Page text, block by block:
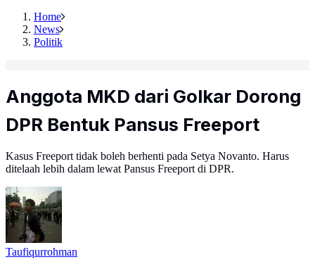
Home
News
Politik
Anggota MKD dari Golkar Dorong
DPR Bentuk Pansus Freeport
Kasus Freeport tidak boleh berhenti pada Setya Novanto. Harus
ditelaah lebih dalam lewat Pansus Freeport di DPR.
Taufiqurrohman